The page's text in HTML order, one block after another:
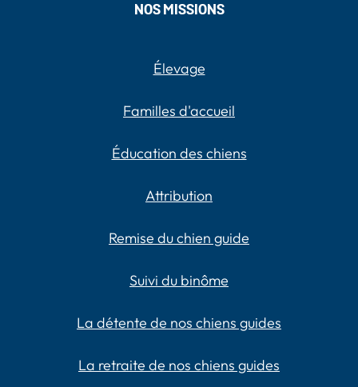
NOS MISSIONS
Élevage
Familles d'accueil
Éducation des chiens
Attribution
Remise du chien guide
Suivi du binôme
La détente de nos chiens guides
La retraite de nos chiens guides